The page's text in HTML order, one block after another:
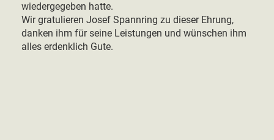
wiedergegeben hatte.
Wir gratulieren Josef Spannring zu dieser Ehrung,
danken ihm für seine Leistungen und wünschen ihm
alles erdenklich Gute.